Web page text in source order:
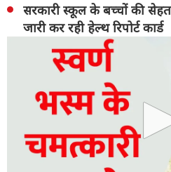
सरकारी स्कूल के बच्चों की
जारी कर रही हेल्थ रिपोर्ट कार्ड